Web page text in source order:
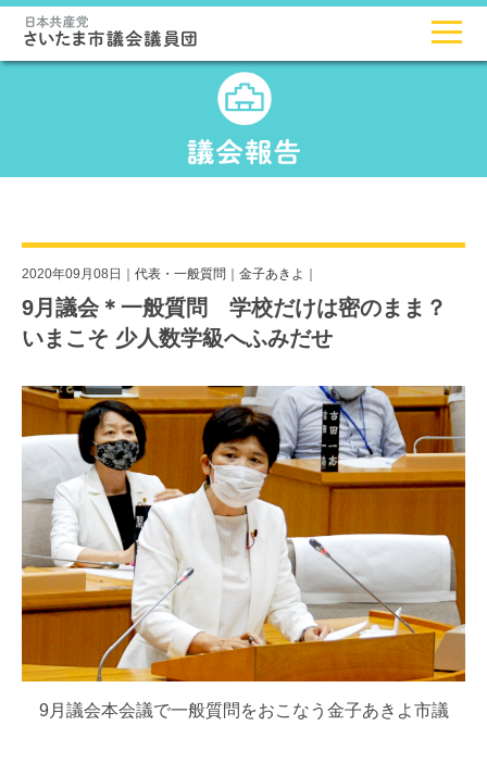
2020年09月08日｜ 代表・一般質問 金子あきよ
9月議会＊一般質問 学校だけは密のまま？
いまこそ 少人数学級へふみだせ
9月議会本会議で一般質問をおこなう金子あきよ市議